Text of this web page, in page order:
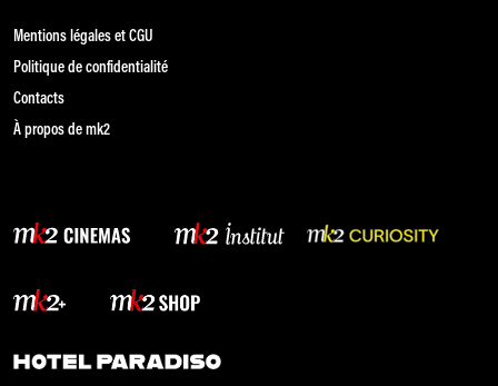
Mentions légales et CGU
Politique de confidentialité
Contacts
À propos de mk2